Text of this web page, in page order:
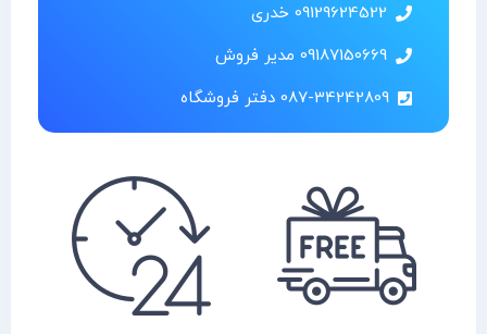
09129624522 خدری
09187150669 مدیر فروش
087-34242809 دفتر فروشگاه